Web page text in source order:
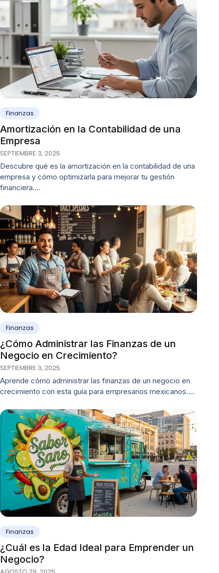
Finanzas
Amortización en la Contabilidad de una
Empresa
SEPTIEMBRE 3, 2025
Descubre qué es la amortización en la contabilidad de una
empresa y cómo optimizarla para mejorar tu gestión
financiera.…
Finanzas
¿Cómo Administrar las Finanzas de un
Negocio en Crecimiento?
SEPTIEMBRE 3, 2025
Aprende cómo administrar las finanzas de un negocio en
crecimiento con esta guía para empresarios mexicanos.…
Finanzas
¿Cuál es la Edad Ideal para Emprender un
Negocio?